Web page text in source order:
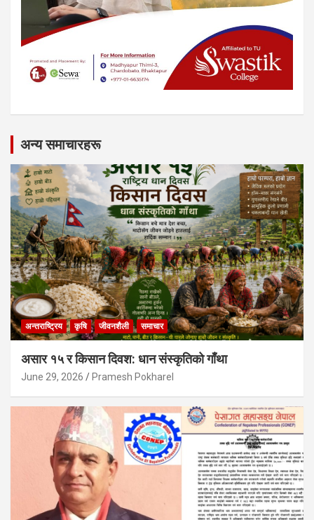
अन्य समाचारहरू
अन्तराष्ट्रिय कृषि जीवनशैली समाचार
असार १५ र किसान दिवश: धान संस्कृतिको गाँथा
June 29, 2026 Pramesh Pokharel